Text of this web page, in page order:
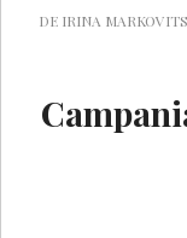
DE IRINA MARKOVITS